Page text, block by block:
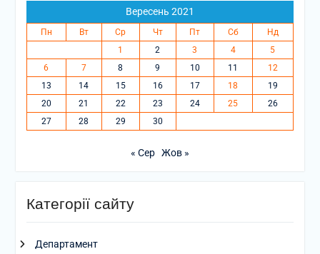
Вересень 2021
Пн Вт Ср Чт Пт Сб
Нд
1
2 3 4
5
6
7 8 9 10 11
12
13
14 15 16 17 18
19
20
21 22 23 24 25
26
27
28 29 30
« Сер Жов »
Категорії сайту
Департамент